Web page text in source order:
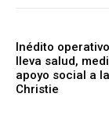
Inédito
lleva salud,
apoyo social a
Christie